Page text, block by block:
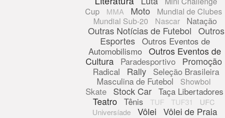
Cup
MMA Moto
Mundial de Clubes
Mundial Sub-20
Nascar Natação
Outras Notícias de Futebol Outros
Esportes Outros Eventos de
Automobilismo Outros Eventos de
Cultura
Paradesportivo Promoção
Radical Rally Seleção Brasileira
Masculina de Futebol
Showbol
Skate Stock Car Taça Libertadores
Teatro Tênis TUF TUF31
UFC
Universíade
Vôlei Vôlei de Praia